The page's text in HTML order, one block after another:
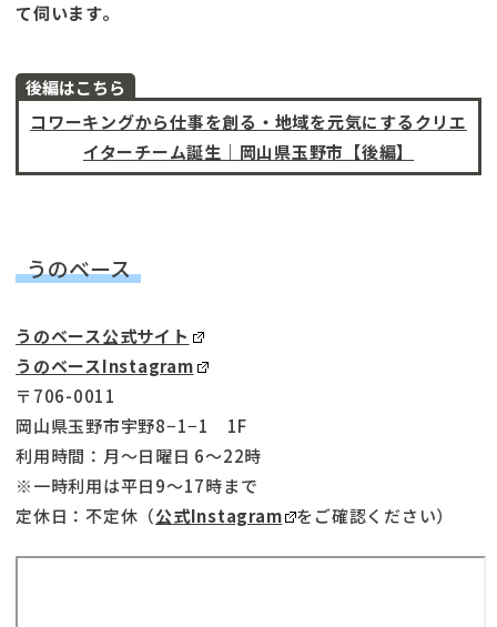
て伺います。
後編はこちら
コワーキングから仕事を創る・地域を元気にするクリエ
イターチーム誕生｜岡山県玉野市【後編】
うのベース
うのベース公式サイト
うのベースInstagram
〒706-0011
岡山県玉野市宇野8−1−1 1F
利用時間：月〜日曜日 6〜22時
※一時利用は平日9〜17時まで
定休日：不定休（公式Instagram をご確認ください）